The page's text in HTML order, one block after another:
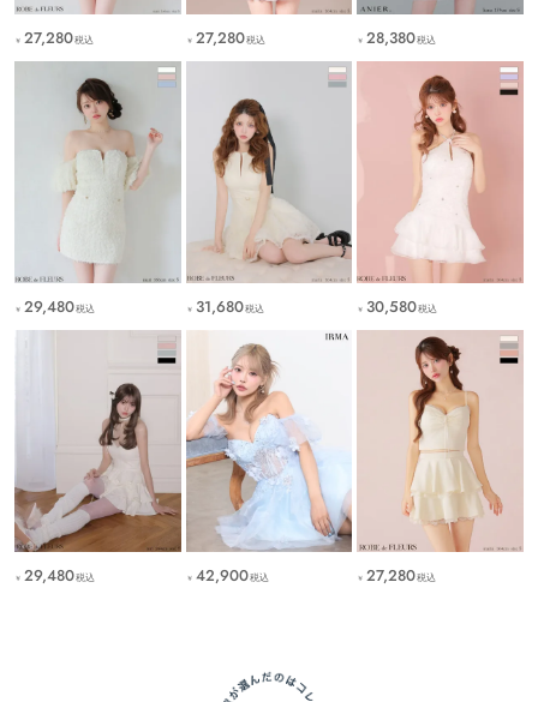
￥ 27,280税込 ￥ 27,280税込 ￥ 28,380税込
￥ 29,480税込 ￥ 31,680税込 ￥ 30,580税込
￥ 29,480税込 ￥ 42,900税込 ￥ 27,280税込